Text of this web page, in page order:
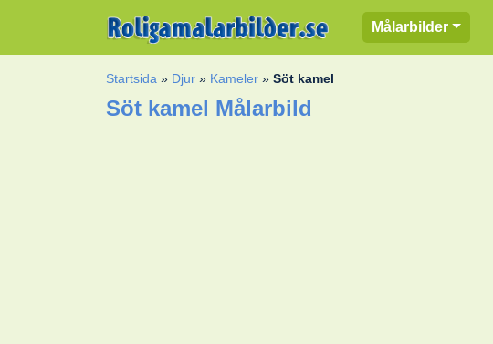
Målarbilder
Startsida » Djur » Kameler »Söt kamel
Söt kamel Målarbild